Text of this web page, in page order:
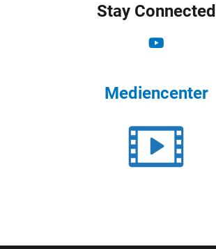
Stay Connected
Mediencenter